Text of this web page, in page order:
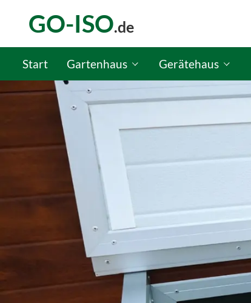
GO-ISO.de
Start Gartenhaus
GO-ISO Gartenhaus-Konfigurator
Gerätehaus